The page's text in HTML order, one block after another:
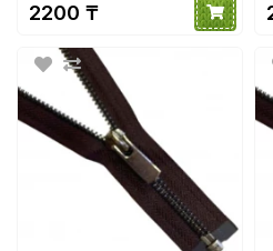
2200 ₸